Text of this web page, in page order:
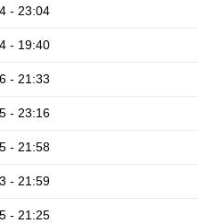
- 23:04
- 19:40
- 21:33
- 23:16
- 21:58
- 21:59
- 21:25